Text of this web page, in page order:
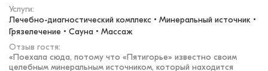
Услуги:
Лечебно-диагностический комплекс • Минеральный источник •
Грязелечение • Сауна • Массаж
Отзыв гостя:
«Поехала сюда, потому что «Пятигорье» известно своим
целебным минеральным источником, который находится